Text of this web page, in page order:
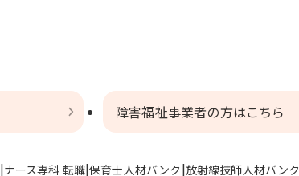
障害福祉事業者の方はこちら
ナース専科 転職 保育士人材バンク 放射線技師人材バンク